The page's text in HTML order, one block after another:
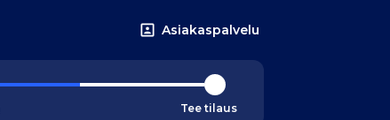
Asiakaspalvelu
Tee tilaus